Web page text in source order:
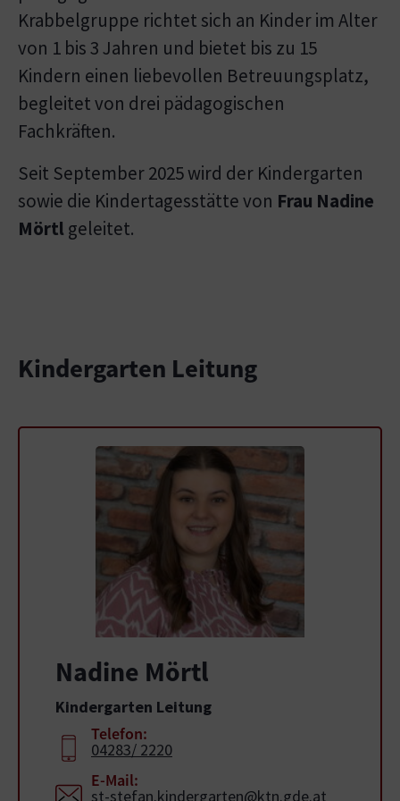
Krabbelgruppe richtet sich an Kinder im Alter
von 1 bis 3 Jahren und bietet bis zu 15
Kindern einen liebevollen Betreuungsplatz,
begleitet von drei pädagogischen
Fachkräften.
Seit September 2025 wird der Kindergarten
sowie die Kindertagesstätte von Frau Nadine
Mörtl geleitet.
Kindergarten Leitung
Nadine Mörtl
Kindergarten Leitung
Telefon:
04283/ 2220
E-Mail:
st-stefan.kindergarten@ktn.gde.at